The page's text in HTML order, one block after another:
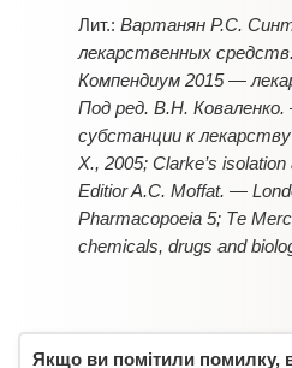
Вартанян Р.С.
лекарственных
Компендиум 2015 —
Под ред. В.Н. Коваленко.
субстанции к
Х., 2005; Clarke’s
Editior A.C. Moffat. —
Pharmacopoeia 5; Те
chemicals, drugs and
Якщо ви помітили помилку,